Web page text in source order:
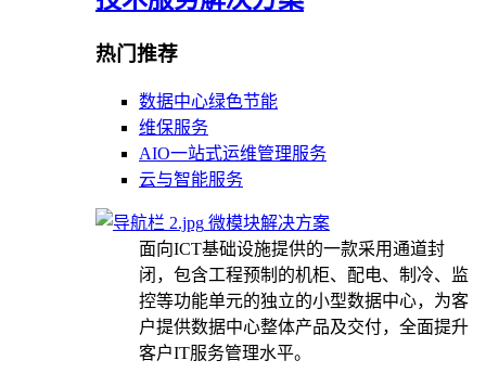
热门推荐
数据中心绿色节能
维保服务
AIO一站式运维管理服务
云与智能服务
微模块解决方案
面向ICT基础设施提供的一款采用通道封
闭，包含工程预制的机柜、配电、制冷、监
控等功能单元的独立的小型数据中心，为客
户提供数据中心整体产品及交付，全面提升
客户IT服务管理水平。